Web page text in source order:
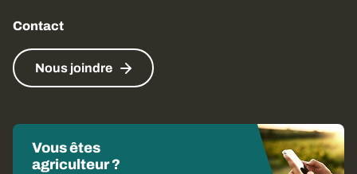
Contact
Nous joindre
Vous êtes
agriculteur ?